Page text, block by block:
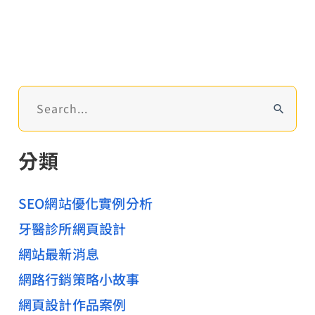
尋
鍵
:
分類
SEO網站優化實例分析
牙醫診所網頁設計
網站最新消息
網路行銷策略小故事
網頁設計作品案例